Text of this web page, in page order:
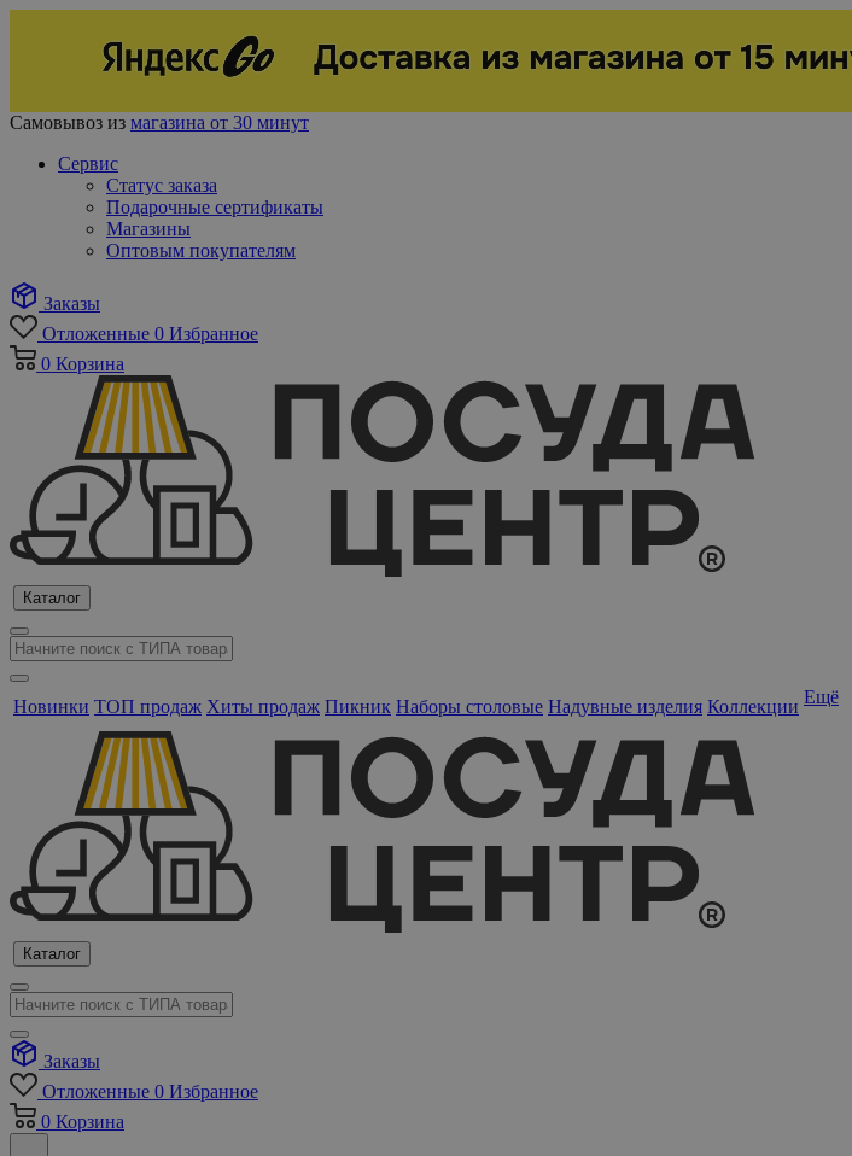
Самовывоз из магазина от 30 минут
Сервис
Статус заказа
Подарочные сертификаты
Магазины
Оптовым покупателям
Заказы
Отложенные 0 Избранное
0 Корзина
Каталог
Новинки ТОП продаж Хиты продаж Пикник Наборы столовые Надувные изделия Коллекции Ещё
Каталог
Заказы
Отложенные 0 Избранное
0 Корзина